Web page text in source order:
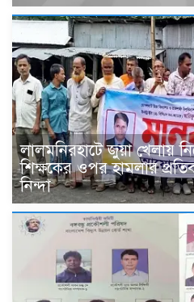
‎লালমনিরহাটে জুয়া খেলায়
শিক্ষকের ওপর হামলার
নিন্দা